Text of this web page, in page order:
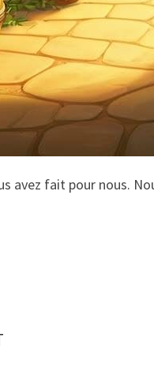
avez fait pour nous.